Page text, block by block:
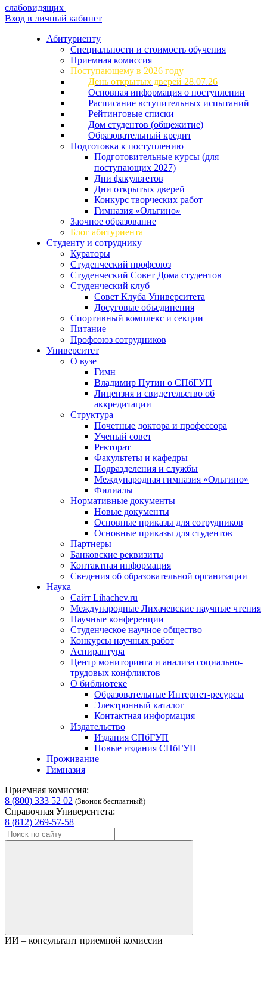
слабовидящих
Вход в личный кабинет
Абитуриенту
Специальности и стоимость обучения
Приемная комиссия
Поступающему в 2026 году
День открытых дверей 28.07.26
Основная информация о поступлении
Расписание вступительных испытаний
Рейтинговые списки
Дом студентов (общежитие)
Образовательный кредит
Подготовка к поступлению
Подготовительные курсы (для
поступающих 2027)
Дни факультетов
Дни открытых дверей
Конкурс творческих работ
Гимназия «Ольгино»
Заочное образование
Блог абитуриента
Студенту и сотруднику
Кураторы
Студенческий профсоюз
Студенческий Совет Дома студентов
Студенческий клуб
Совет Клуба Университета
Досуговые объединения
Спортивный комплекс и секции
Питание
Профсоюз сотрудников
Университет
О вузе
Гимн
Владимир Путин о СПбГУП
Лицензия и свидетельство об
аккредитации
Структура
Почетные доктора и профессора
Ученый совет
Ректорат
Факультеты и кафедры
Подразделения и службы
Международная гимназия «Ольгино»
Филиалы
Нормативные документы
Новые документы
Основные приказы для сотрудников
Основные приказы для студентов
Партнеры
Банковские реквизиты
Контактная информация
Сведения об образовательной организации
Наука
Сайт Lihachev.ru
Международные Лихачевские научные чтения
Научные конференции
Студенческое научное общество
Конкурсы научных работ
Аспирантура
Центр мониторинга и анализа социально-
трудовых конфликтов
О библиотеке
Образовательные Интернет-ресурсы
Электронный каталог
Контактная информация
Издательство
Издания СПбГУП
Новые издания СПбГУП
Проживание
Гимназия
Приемная комиссия:
8 (800) 333 52 02 (Звонок бесплатный)
Справочная Университета:
8 (812) 269-57-58
ИИ – консультант приемной комиссии